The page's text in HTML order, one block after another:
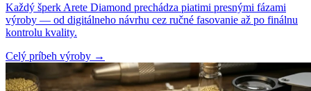
Každý šperk Arete Diamond prechádza piatimi presnými fázami
výroby — od digitálneho návrhu cez ručné fasovanie až po finálnu
kontrolu kvality.
Celý príbeh výroby →